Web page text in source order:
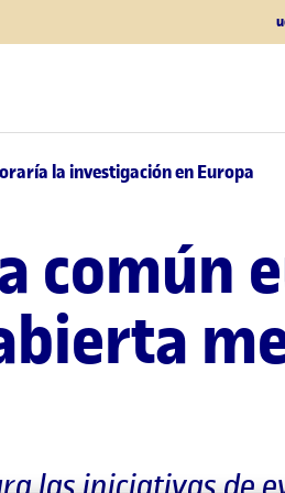
la investigación en Europa
común